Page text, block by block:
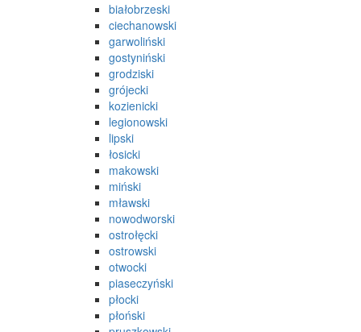
białobrzeski
ciechanowski
garwoliński
gostyniński
grodziski
grójecki
kozienicki
legionowski
lipski
łosicki
makowski
miński
mławski
nowodworski
ostrołęcki
ostrowski
otwocki
piaseczyński
płocki
płoński